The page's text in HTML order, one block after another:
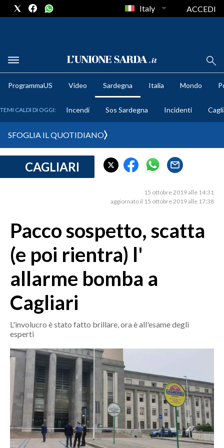
METEO
CRONACA SARDEGNA
MEDIO CAMPIDANO
SASSARI E PROVINCIA
GALLURA
NUORO E PROVINCIA
OGLIASTRA
ITALIA
MONDO
POLITICA
ECONOMIA
SERVIZI ALLE IMPRESE
Italy ACCEDI
ProgrammaUS Video Sardegna Italia Mondo
TEMI CALDI DI OGGI: Incendi Sos Sardegna Incidenti
SFOGLIA IL QUOTIDIANO
CAGLIARI
15 ottobre 2019 alle 14:31
aggiornato il 15 ottobre 2019 alle 17:38
Pacco sospetto, scatta
(e poi rientra) l'
allarme bomba a
Cagliari
L'involucro è stato fatto brillare, ora è all'esame degli
esperti